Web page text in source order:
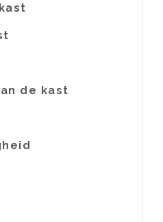
de kast